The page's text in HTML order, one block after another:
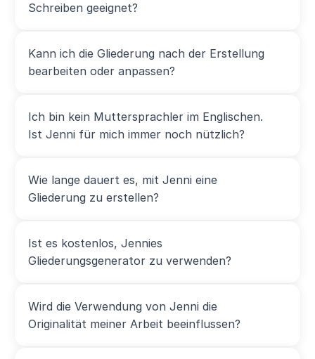
Schreiben geeignet?
Kann ich die Gliederung nach der Erstellung
bearbeiten oder anpassen?
Ich bin kein Muttersprachler im Englischen.
Ist Jenni für mich immer noch nützlich?
Wie lange dauert es, mit Jenni eine
Gliederung zu erstellen?
Ist es kostenlos, Jennies
Gliederungsgenerator zu verwenden?
Wird die Verwendung von Jenni die
Originalität meiner Arbeit beeinflussen?